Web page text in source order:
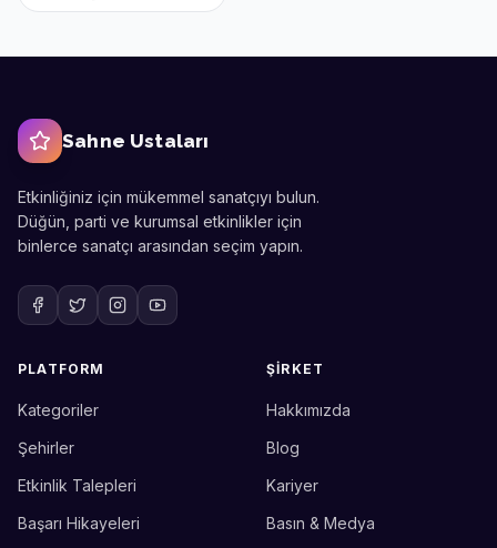
Sahne Ustaları
Etkinliğiniz için mükemmel sanatçıyı bulun.
Düğün, parti ve kurumsal etkinlikler için
binlerce sanatçı arasından seçim yapın.
PLATFORM
Kategoriler
Şehirler
Etkinlik Talepleri
Başarı Hikayeleri
ŞIRKET
Hakkımızda
Blog
Kariyer
Basın & Medya
Etkinlik uzmanınız
Merhaba! Size nasıl yardımcı
bize ulaşabilirsiniz.